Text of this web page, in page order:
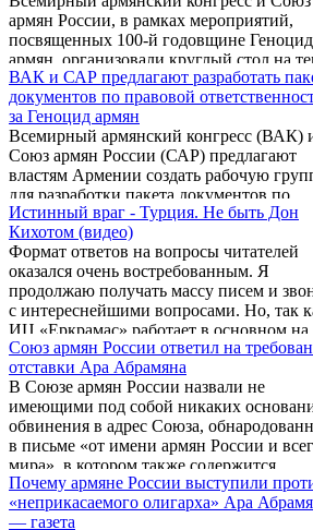
ключевых в контексте Геноцида,
только сейчас, в марте 2015 года, когда
начать работу следовало еще лет 10-15
назад? ...
армян России, в рамках мероприятий,
посвященных 100-й годовщине
армян, организовали круглый стол на
«Основные аспекты международной
правовой ответственности за Геноцид
армян».
ВАК и САР предлагают разработать
документов по правовой
за Геноцид армян
Всемирный армянский конгресс (ВАК)
Союз армян России (САР) предлагают
властям Армении создать рабочую
для разработки пакета документов по
правовой ответственности за Геноцид
армян, заявил вице-председатель ВАК и
САР Арам Саркисян.
Истинный враг - Турция. Не быть Дон
Кихотом (видео)
Формат ответов на вопросы читателей
оказался очень востребованным. Я
продолжаю получать массу писем и
с интереснейшими вопросами. Но, так
ИЦ «Еркрамас» работает в основном на
русскоязычную аудиторию, то, как я
замечаю, все присылаемые мне тексты
имеют серьезный перекос с поправкой на
влияние российских СМИ и полное
отсутствие какого бы то ни было
идеологического воздействия со
армянских диаспоральных структур.
Союз армян России ответил на
отставки Ара Абрамяна
В Союзе армян России назвали не
имеющими под собой никаких
обвинения в адрес Союза,
в письме «от имени армян России и
мира», в котором также содержится
требование отставки руководства САР.
Почему армяне России выступили
«неприкасаемого олигарха» Ара
— газета